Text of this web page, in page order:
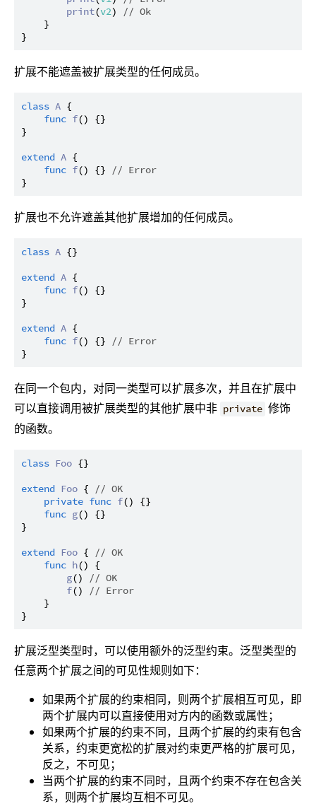
print(v2)
// Ok
    }
扩展不能遮盖被扩展类型的任何成员。
class A {
func f() {}
}
extend A {
func f() {}
// Error
扩展也不允许遮盖其他扩展增加的任何成员。
class A {}
extend A {
func f() {}
}
extend A {
func f() {}
// Error
在同一个包内，对同一类型可以扩展多次，并且在扩展中
可以直接调用被扩展类型的其他扩展中非 private 修饰
的函数。
class Foo {}
extend Foo {
// OK
private func f() {}
func g() {}
}
extend Foo {
// OK
func h() {
g()
// OK
f()
// Error
    }
扩展泛型类型时，可以使用额外的泛型约束。泛型类型的
任意两个扩展之间的可见性规则如下：
如果两个扩展的约束相同，则两个扩展相互可见，即
两个扩展内可以直接使用对方内的函数或属性；
如果两个扩展的约束不同，且两个扩展的约束有包含
关系，约束更宽松的扩展对约束更严格的扩展可见，
反之，不可见；
当两个扩展的约束不同时，且两个约束不存在包含关
系，则两个扩展均互相不可见。